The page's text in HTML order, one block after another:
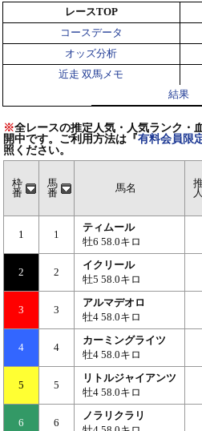
レースTOP
コースデータ
オッズ分析
近走 双馬メモ
結果
※全レースの推定人気・人気ランク・
開中です。ご利用方法は『有料会員限
照ください。
枠
番
馬
番
馬名
1 1
ティムール
牡6 58.0キロ
2 2
イクリール
牡5 58.0キロ
3 3
アルマデオロ
牡4 58.0キロ
4 4
カーミングライツ
牡4 58.0キロ
5 5
リトルジャイアンツ
牡4 58.0キロ
6 6
ノラリクラリ